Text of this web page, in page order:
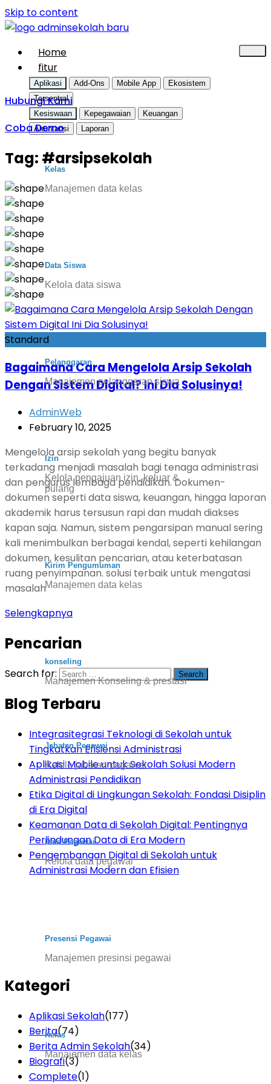
Skip to content
Home
fitur
Aplikasi Add-Ons Mobile App
Ekosistem
Tersentral
Kesiswaan
Kepegawaian
Keuangan
Akuntansi
Laporan
Kelas
Manajemen data kelas
Data Siswa
Kelola data siswa
Pelanggaran
Manajemen pelanggaran siswa
Izin
Kelola pengajuan izin, keluar &
pulang
Kirim Pengumuman
Manajemen data kelas
konseling
Manajemen Konseling & prestasi
Jabatan Pegawai
Kelola jabatan pegawai
Data Pegawai
Kelola data pegawai
Presensi Pegawai
Manajemen presinsi pegawai
Kelas
Manajemen data kelas
Hubungi Kami
Coba Demo
Tag: #arsipsekolah
Standard
Bagaimana Cara Mengelola Arsip Sekolah
Dengan Sistem Digital? Ini Dia Solusinya!
AdminWeb
February 10, 2025
Mengelola arsip sekolah yang begitu banyak
terkadang menjadi masalah bagi tenaga administrasi
dan pengurus lembaga pendidikan. Dokumen-
dokumen seperti data siswa, keuangan, hingga laporan
akademik harus tersusun rapi dan mudah diakses
kapan saja. Namun, sistem pengarsipan manual sering
kali menimbulkan berbagai kendal, seperti kehilangan
dokumen, kesulitan pencarian, atau keterbatasan
ruang penyimpanan. solusi terbaik untuk mengatasi
masalah
Selengkapnya
Pencarian
Search for:
Blog Terbaru
Integrasitegrasi Teknologi di Sekolah untuk
Tingkatkan Efisiensi Administrasi
Aplikasi Mobile untuk Sekolah Solusi Modern
Administrasi Pendidikan
Etika Digital di Lingkungan Sekolah: Fondasi Disiplin
di Era Digital
Keamanan Data di Sekolah Digital: Pentingnya
Perlindungan Data di Era Modern
Pengembangan Digital di Sekolah untuk
Administrasi Modern dan Efisien
Kategori
Aplikasi Sekolah(177)
Berita(74)
Berita Admin Sekolah(34)
Biografi(3)
Complete(1)